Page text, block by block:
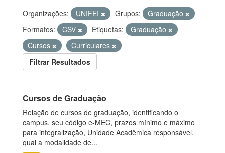
Organizações: UNIFEI Grupos:
Graduação
Formatos:
CSV Etiquetas:
Graduação
Cursos
Curriculares
Filtrar Resultados
Cursos de Graduação
Relação de cursos de graduação, identificando o
campus, seu código e-MEC, prazos mínimo e máximo
para integralização, Unidade Acadêmica responsável,
qual a modalidade de...